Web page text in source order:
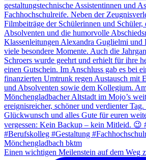
Einen wichtigen Meilenstein auf dem Weg